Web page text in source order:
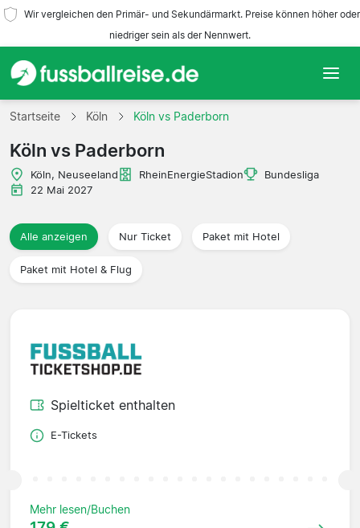
Wir vergleichen den Primär- und Sekundärmarkt. Preise können höher oder
niedriger sein als der Nennwert.
Startseite
Mannschaften
Ligen
Reisebüros
Startseite Köln Köln vs Paderborn
Köln vs Paderborn
Köln, Neuseeland RheinEnergieStadion
Bundesliga
22 Mai 2027
Alle anzeigen Nur Ticket Paket mit Hotel
Paket mit Hotel & Flug
Spielticket enthalten
E-Tickets
Mehr lesen/Buchen